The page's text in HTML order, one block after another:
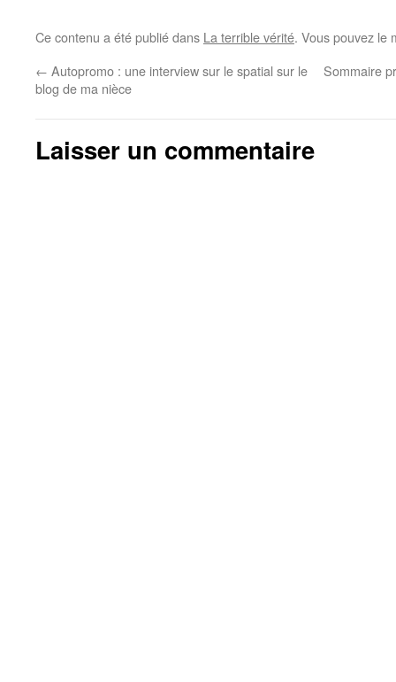
ce verrouillage avec raison... Lire
mais fourbes et hypocrites dans le
Ce contenu a été publié dans La terrible vérité. Vous pouvez le
← Autopromo : une interview sur le spatial sur le
blog de ma nièce
Sommaire
Laisser un commentaire